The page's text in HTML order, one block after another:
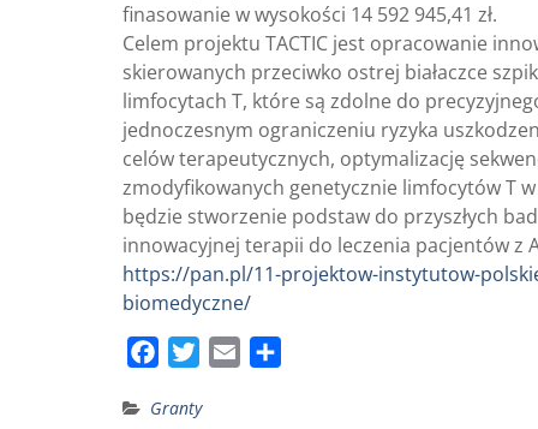
finasowanie w wysokości 14 592 945,41 zł.
Celem projektu TACTIC jest opracowanie
skierowanych przeciwko ostrej białaczce
limfocytach T, które są zdolne do
jednoczesnym ograniczeniu ryzyka
celów terapeutycznych, optymalizację
zmodyfikowanych genetycznie limfocytów T
będzie stworzenie podstaw do przyszłych
innowacyjnej terapii do leczenia pacjentów z
https://pan.pl/11-projektow-instytutow-
biomedyczne/
c
i
Granty